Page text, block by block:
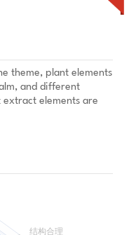
theme, plant elements
and different
extract elements are